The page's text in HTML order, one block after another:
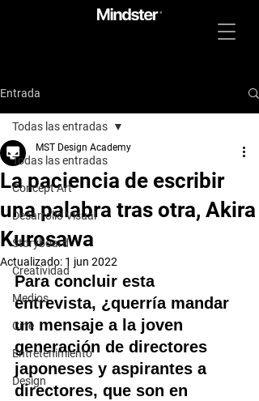
Entrada
Todas las entradas
Concept Art
Desarrollo Visual
Storyboard
Creatividad
Medios
Cine
Entretenimiento
Design
Todas las entradas
La paciencia de escribir
una palabra tras otra, Akira
Kurosawa
MST Design Academy
Actualizado: 1 jun 2022
Para concluir esta
entrevista, ¿querría mandar
un mensaje a la joven
generación de directores
japoneses y aspirantes a
directores, que son en